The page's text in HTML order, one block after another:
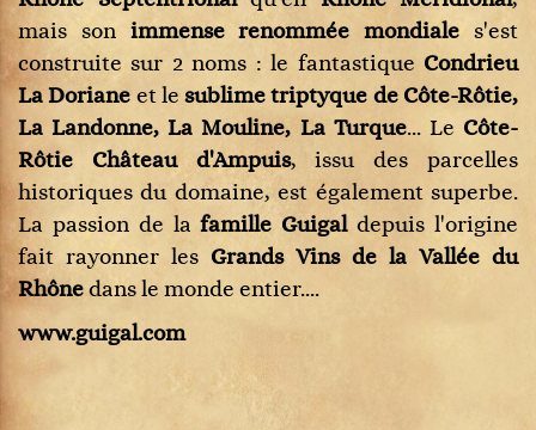
mais son immense renommée mondiale s'est
construite sur 2 noms : le fantastique Condrieu
La Doriane et lesublime triptyque de Côte-Rôtie,
La Landonne, La Mouline, La Turque... Le Côte-
Rôtie Château d'Ampuis, issu des parcelles
historiques du domaine, est également superbe.
La passion de lafamille Guigaldepuis l'origine
fait rayonner les Grands Vins de la Vallée du
Rhônedans le monde entier....
www.guigal.com